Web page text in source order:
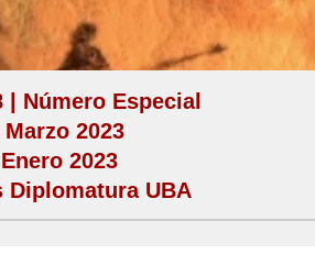
| Número Especial
2023
2023
Diplomatura UBA